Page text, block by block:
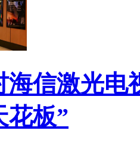
海信激光
花板”